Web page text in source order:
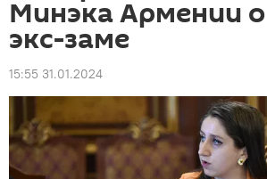
Минэка Армении
экс-заме
15:55 31.01.2024